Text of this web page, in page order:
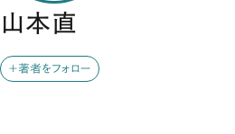
山本直
＋著者をフォロー